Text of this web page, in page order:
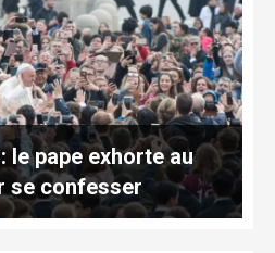
le pape exhorte au
se confesser